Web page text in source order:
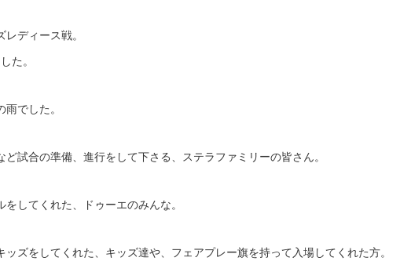
レディース戦。
た。
雨でした。
ど試合の準備、進行をして下さる、ステラファミリーの皆さん。
をしてくれた、ドゥーエのみんな。
ッズをしてくれた、キッズ達や、フェアプレー旗を持って入場してくれた方。